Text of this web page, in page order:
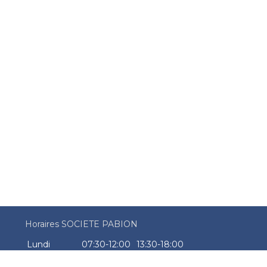
Horaires SOCIETE PABION
Lundi
07:30-12:00
13:30-18:00